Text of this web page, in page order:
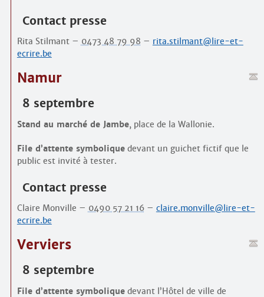
Contact presse
Rita Stilmant – 0473 48 79 98 – rita.stilmant@lire-et-
ecrire.be
Namur
8 septembre
Stand au marché de Jambe, place de la Wallonie.
File d’attente symboliquedevant un guichet fictif que le
public est invité à tester.
Contact presse
Claire Monville – 0490 57 21 16– claire.monville@lire-et-
ecrire.be
Verviers
8 septembre
File d’attente symboliquedevant l’Hôtel de ville de